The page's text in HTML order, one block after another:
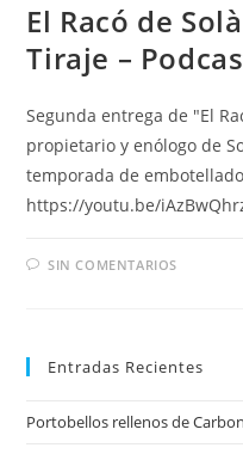
El Racó de
Tiraje –
Segunda entrega de "El
propietario y enólogo de
temporada de
https://youtu.be/
SIN COMENTARIOS
Entradas Recientes
Portobellos rellenos de